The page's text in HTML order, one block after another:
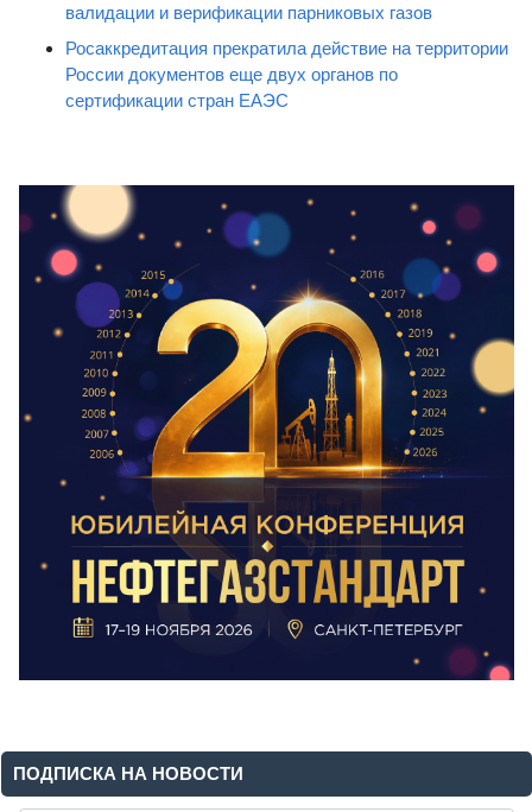
валидации и верификации парниковых газов
Росаккредитация прекратила действие на территории
России документов еще двух органов по
сертификации стран ЕАЭС
ПОДПИСКА НА НОВОСТИ